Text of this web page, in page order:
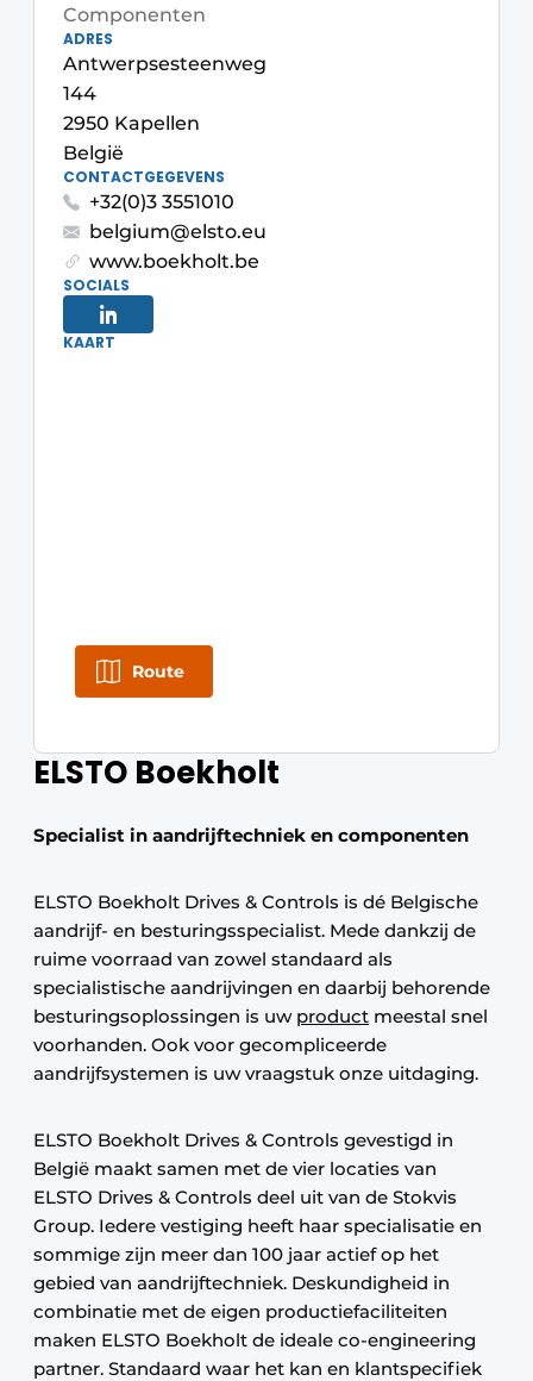
Privacy / Cookie statement
Vacature aanmelden
Vacatures
Video’s
ELSTO Boekholt
Specialist in aandrijftechniek en componenten
ELSTO Boekholt Drives & Controls is dé Belgische
aandrijf- en besturingsspecialist. Mede dankzij de
ruime voorraad van zowel standaard als
specialistische aandrijvingen en daarbij behorende
besturingsoplossingen is uw product meestal snel
voorhanden. Ook voor gecompliceerde
aandrijfsystemen is uw vraagstuk onze uitdaging.
ELSTO Boekholt Drives & Controls gevestigd in
België maakt samen met de vier locaties van
ELSTO Drives & Controls deel uit van de Stokvis
Group. Iedere vestiging heeft haar specialisatie en
sommige zijn meer dan 100 jaar actief op het
gebied van aandrijftechniek. Deskundigheid in
combinatie met de eigen productiefaciliteiten
maken ELSTO Boekholt de ideale co-engineering
partner. Standaard waar het kan en klantspecifiek
Componenten
ADRES
Antwerpsesteenweg
144
2950 Kapellen
België
CONTACTGEGEVENS
+32(0)3 3551010
belgium@elsto.eu
www.boekholt.be
SOCIALS
KAART
Route